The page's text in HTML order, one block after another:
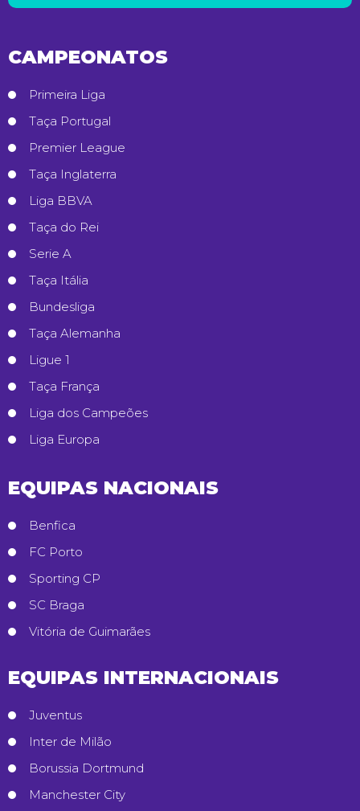
CAMPEONATOS
Primeira Liga
Taça Portugal
Premier League
Taça Inglaterra
Liga BBVA
Taça do Rei
Serie A
Taça Itália
Bundesliga
Taça Alemanha
Ligue 1
Taça França
Liga dos Campeões
Liga Europa
EQUIPAS NACIONAIS
Benfica
FC Porto
Sporting CP
SC Braga
Vitória de Guimarães
EQUIPAS INTERNACIONAIS
Juventus
Inter de Milão
Borussia Dortmund
Manchester City